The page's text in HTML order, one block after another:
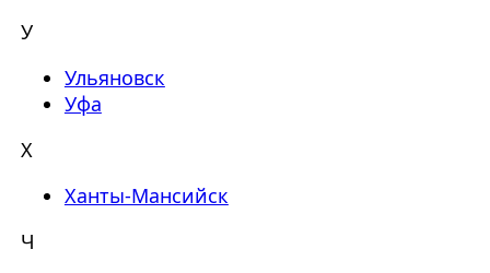
У
Ульяновск
Уфа
Х
Ханты-Мансийск
Ч